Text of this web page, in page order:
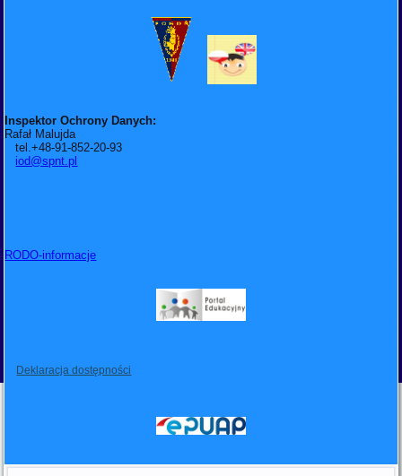
Inspektor Ochrony Danych:
Rafał Malujda
tel.+48-91-852-20-93
iod@spnt.pl
RODO-informacje
Deklaracja dostępności